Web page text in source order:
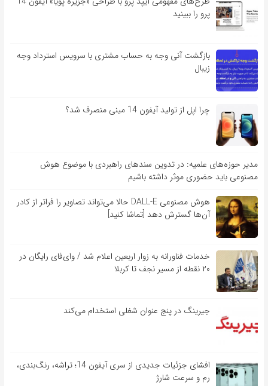
پرو را ببینید
بازگشت آنی وجه به حساب مشتری با سرویس استرداد وجه
زیبال
چرا اپل از تولید آیفون 14 مینی منصرف شد؟
مدیر حوزه‌های علمیه: در تدوین سندهای راهبردی با موضوع هوش
مصنوعی باید حضوری موثر داشته باشیم
هوش مصنوعی DALL-E حالا می‌تواند تصاویر را فراتر از کادر
آن‌ها گسترش دهد [تماشا کنید]
خدمات فناورانه به زوار اربعین اعلام شد / وای‌فای رایگان در
۲۰ نقطه از مسیر نجف تا کربلا
جیرینگ در پنج عنوان شغلی استخدام می‌کند
افشای جزئیات جدیدی از سری آیفون 14؛ تراشه، رنگ‌بندی،
رم و سرعت شارژ